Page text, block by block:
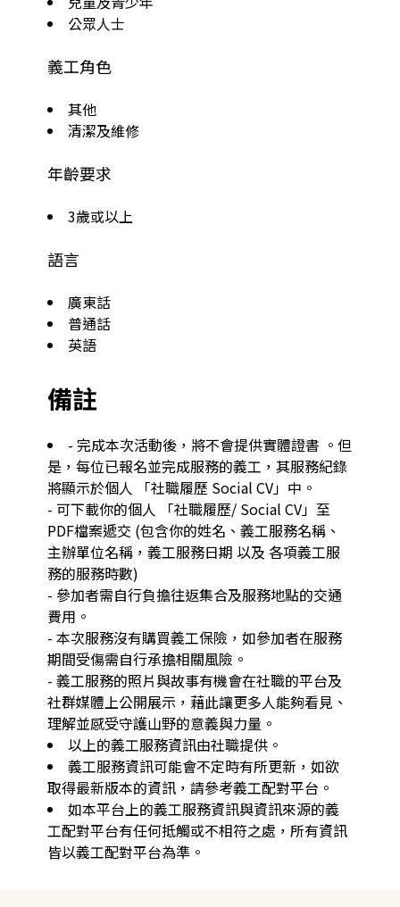
公眾人士
義工角色
其他
清潔及維修
年齡要求
3歲或以上
語言
廣東話
普通話
英語
備註
- 完成本次活動後，將不會提供實體證書 。但
是，每位已報名並完成服務的義工，其服務紀錄
將顯示於個人 「社職履歷 Social CV」中。
- 可下載你的個人 「社職履歷/ Social CV」至
PDF檔案遞交 (包含你的姓名、義工服務名稱、
主辦單位名稱，義工服務日期 以及 各項義工服
務的服務時數)
- 參加者需自行負擔往返集合及服務地點的交通
費用。
- 本次服務沒有購買義工保險，如參加者在服務
期間受傷需自行承擔相關風險。
- 義工服務的照片與故事有機會在社職的平台及
社群媒體上公開展示，藉此讓更多人能夠看見、
理解並感受守護山野的意義與力量。
以上的義工服務資訊由社職提供。
義工服務資訊可能會不定時有所更新，如欲
取得最新版本的資訊，請參考義工配對平台。
如本平台上的義工服務資訊與資訊來源的義
工配對平台有任何抵觸或不相符之處，所有資訊
皆以義工配對平台為準。